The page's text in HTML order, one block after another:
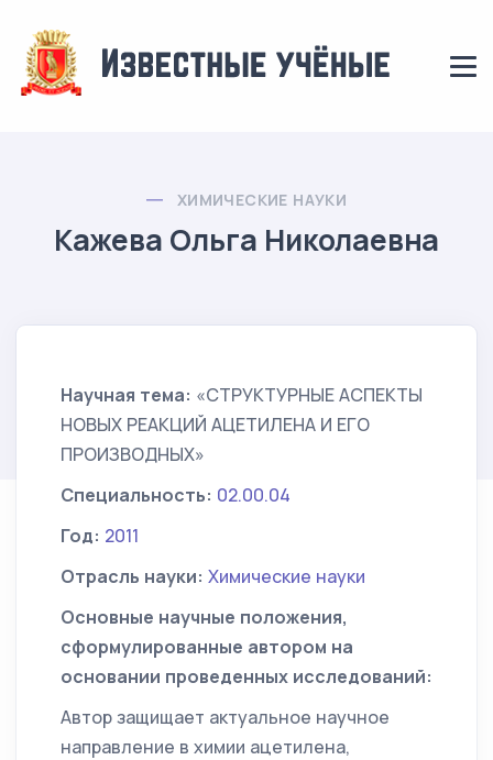
ХИМИЧЕСКИЕ НАУКИ
Кажева Ольга Николаевна
Научная тема: «СТРУКТУРНЫЕ АСПЕКТЫ
НОВЫХ РЕАКЦИЙ АЦЕТИЛЕНА И ЕГО
ПРОИЗВОДНЫХ»
Специальность: 02.00.04
Год: 2011
Отрасль науки: Химические науки
Основные научные положения,
сформулированные автором на
основании проведенных исследований:
Автор защищает актуальное научное
направление в химии ацетилена,